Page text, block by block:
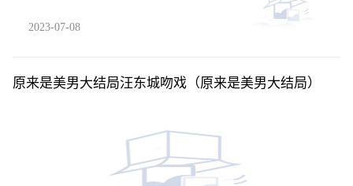
2023-07-08
原来是美男大结局汪东城吻戏（原来是美男大结局）